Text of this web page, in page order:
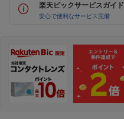
楽天ビックサービスガイド
安心で便利なサービス完備